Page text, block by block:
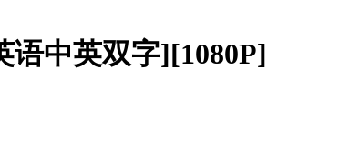
中英双字][1080P]